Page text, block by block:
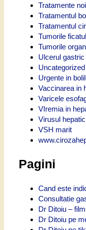
Tratamente
Tratamentul
Tratamentul
Tumorile
Tumorile
Ulcerul gastric
Uncategorized
Urgente in
Vaccinarea in
Varicele
VIremia in
Virusul
VSH marit
Pagini
Cand este
Consultatie
Dr Ditoiu –
Dr Ditoiu pe